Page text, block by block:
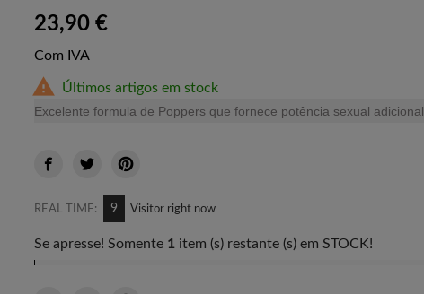
23,90 €
Com IVA

Últimos artigos em stock
Excelente formula de Poppers que fornece potência sexual adicional
REAL TIME: 9 Visitor right now
Se apresse! Somente 1 item (s) restante (s) em STOCK!